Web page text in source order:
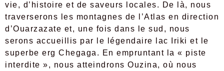
vie, d’histoire et de saveurs locales. De là, nous
traverserons les montagnes de l’Atlas en direction
d’Ouarzazate et, une fois dans le sud, nous
serons accueillis par le légendaire lac Iriki et le
superbe erg Chegaga. En empruntant la « piste
interdite », nous atteindrons Ouzina, où nous